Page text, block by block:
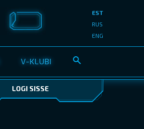
V-KLUBI
EST
RUS
ENG
LOGI SISSE